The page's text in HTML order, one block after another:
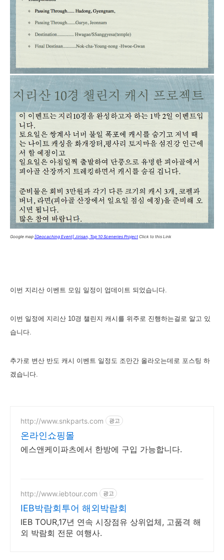
Google map [Geocaching Event] Jirisan, Top 10 Sceneries Project Click to this Link
이번 지리산 이벤트 모임 일정이 업데이트 되었습니다.
이번 일정에 지리산 10경 챌린지 캐시를 위주로 진행하는걸로 알고 있
습니다.
추가로 변산 반도 캐시 이벤트 일정도 조만간 올라오는데로 포스팅 하
겠습니다.
http://www.snkparts.com 광고
온라인쇼핑몰
에스앤케이파츠에서 한방에 구입 가능합니다.
http://www.iebtour.com 광고
IEB박람회투어 해외박람회
IEB TOUR,17년 연속 시장점유 상위업체, 고품격 해
외 박람회 전문 여행사.